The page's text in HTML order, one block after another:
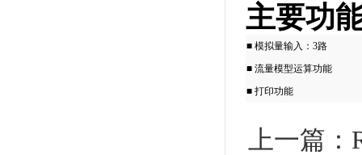
主要功
■ 模拟量输入：3路
■ 流量模型运算功能
■ 打印功能
上一篇：